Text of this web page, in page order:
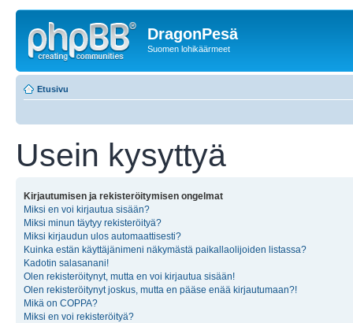
DragonPesä
Suomen lohikäärmeet
Etusivu
Usein kysyttyä
Kirjautumisen ja rekisteröitymisen ongelmat
Miksi en voi kirjautua sisään?
Miksi minun täytyy rekisteröityä?
Miksi kirjaudun ulos automaattisesti?
Kuinka estän käyttäjänimeni näkymästä paikallaolijoiden listassa?
Kadotin salasanani!
Olen rekisteröitynyt, mutta en voi kirjautua sisään!
Olen rekisteröitynyt joskus, mutta en pääse enää kirjautumaan?!
Mikä on COPPA?
Miksi en voi rekisteröityä?